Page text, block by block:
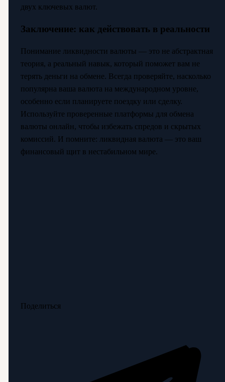
двух ключевых валют.
Заключение: как действовать в реальности
Понимание ликвидности валюты — это не абстрактная
теория, а реальный навык, который поможет вам не
терять деньги на обмене. Всегда проверяйте, насколько
популярна ваша валюта на международном уровне,
особенно если планируете поездку или сделку.
Используйте проверенные платформы для обмена
валюты онлайн, чтобы избежать спредов и скрытых
комиссий. И помните: ликвидная валюта — это ваш
финансовый щит в нестабильном мире.
Поделиться